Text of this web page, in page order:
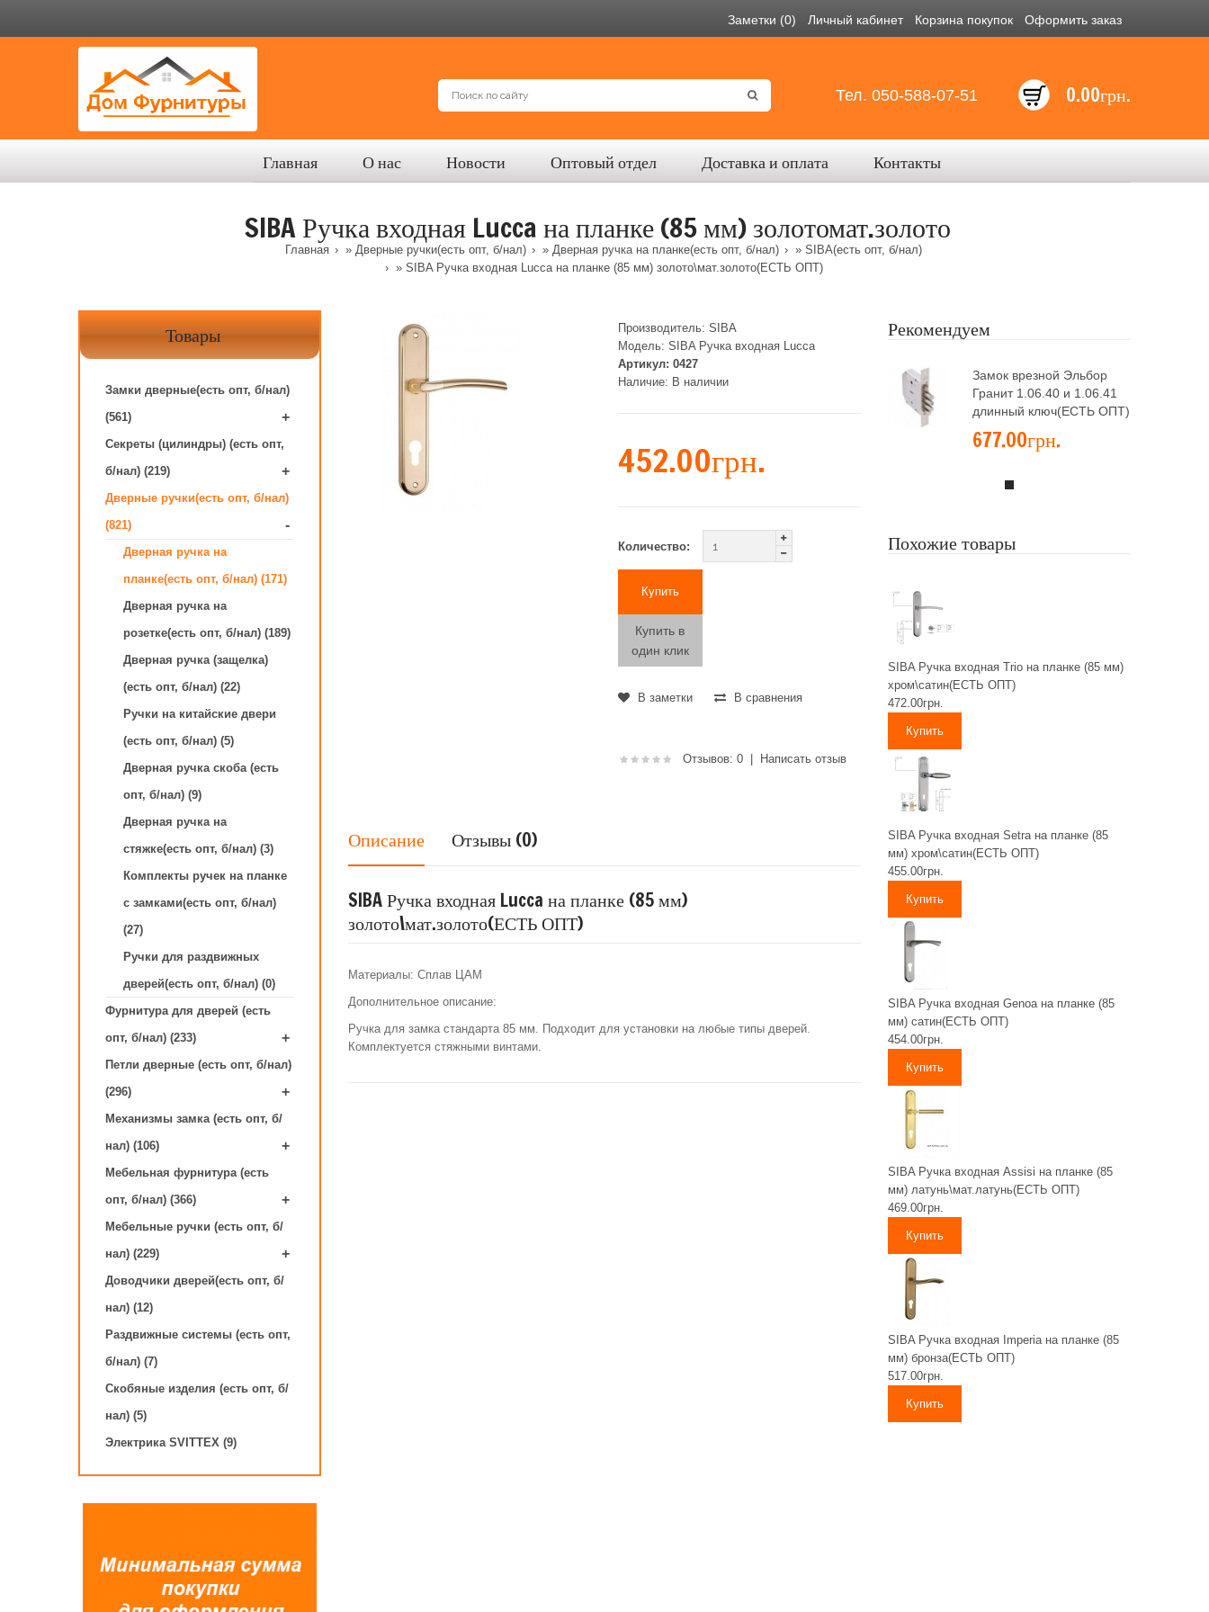
Заметки (0) Личный кабинет Корзина покупок Оформить заказ
Тел. 050-588-07-51 0.00грн.
Главная О нас Новости Оптовый отдел Доставка и оплата Контакты
SIBA Ручка входная Lucca на планке (85 мм) золотомат.золото
Главная » Дверные ручки(есть опт, б/нал) » Дверная ручка на планке(есть опт, б/нал) » SIBA(есть опт, б/нал)
» SIBA Ручка входная Lucca на планке (85 мм) золото\мат.золото(ЕСТЬ ОПТ)
Товары
Замки дверные(есть опт, б/нал)
(561)
+
Секреты (цилиндры) (есть опт,
б/нал) (219)
+
Дверные ручки(есть опт, б/нал)
(821)
-
Дверная ручка на
планке(есть опт, б/нал) (171)
Дверная ручка на
розетке(есть опт, б/нал) (189)
Дверная ручка (защелка)
(есть опт, б/нал) (22)
Ручки на китайские двери
(есть опт, б/нал) (5)
Дверная ручка скоба (есть
опт, б/нал) (9)
Дверная ручка на
стяжке(есть опт, б/нал) (3)
Комплекты ручек на планке
с замками(есть опт, б/нал)
(27)
Ручки для раздвижных
дверей(есть опт, б/нал) (0)
Фурнитура для дверей (есть
опт, б/нал) (233)
+
Петли дверные (есть опт, б/нал)
(296)
+
Механизмы замка (есть опт, б/
нал) (106)
+
Мебельная фурнитура (есть
опт, б/нал) (366)
+
Мебельные ручки (есть опт, б/
нал) (229)
+
Доводчики дверей(есть опт, б/
нал) (12)
Раздвижные системы (есть опт,
б/нал) (7)
Скобяные изделия (есть опт, б/
нал) (5)
Электрика SVITTEX (9)
Производитель: SIBA
Модель: SIBA Ручка входная Lucca
Артикул: 0427
Наличие: В наличии
452.00грн.
Количество:
Купить в
один клик
В заметки В сравнения
Отзывов: 0| Написать отзыв
Описание Отзывы (0)
SIBA Ручка входная Lucca на планке (85 мм)
золото\мат.золото(ЕСТЬ ОПТ)
Материалы: Сплав ЦАМ
Дополнительное описание:
Ручка для замка стандарта 85 мм. Подходит для установки на любые типы дверей.
Комплектуется стяжными винтами.
Рекомендуем
Замок врезной Эльбор
Гранит 1.06.40 и 1.06.41
длинный ключ(ЕСТЬ ОПТ)
677.00грн.
Похожие товары
SIBA Ручка входная Trio на планке (85 мм)
хром\сатин(ЕСТЬ ОПТ)
472.00грн.
SIBA Ручка входная Setra на планке (85
мм) хром\сатин(ЕСТЬ ОПТ)
455.00грн.
SIBA Ручка входная Genoa на планке (85
мм) сатин(ЕСТЬ ОПТ)
454.00грн.
SIBA Ручка входная Assisi на планке (85
мм) латунь\мат.латунь(ЕСТЬ ОПТ)
469.00грн.
SIBA Ручка входная Imperia на планке (85
мм) бронза(ЕСТЬ ОПТ)
517.00грн.